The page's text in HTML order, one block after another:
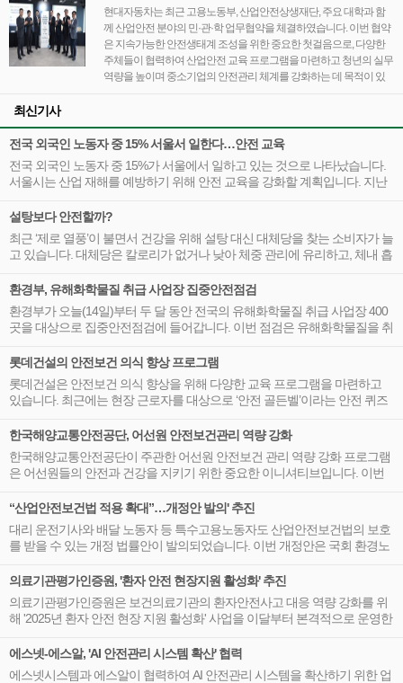
현대자동차는 최근 고용노동부, 산업안전상생재단, 주요 대학과 함
께 산업안전 분야의 민·관·학 업무협약을 체결하였습니다. 이번 협약
은 지속가능한 안전생태계 조성을 위한 중요한 첫걸음으로, 다양한
주체들이 협력하여 산업안전 교육 프로그램을 마련하고 청년의 실무
역량을 높이며 중소기업의 안전관리 체계를 강화하는 데 목적이 있
최신기사
전국 외국인 노동자 중 15% 서울서 일한다…안전 교육
전국 외국인 노동자 중 15%가 서울에서 일하고 있는 것으로 나타났습니다.
서울시는 산업 재해를 예방하기 위해 안전 교육을 강화할 계획입니다. 지난
울에서 근무하고 있습니다. 이러한 수치는 서울이 외국인 노동자에게 중요
한 일자리 제공 지역임을 보여줍니다.
설탕보다 안전할까?
최근 ‘제로 열풍’이 불면서 건강을 위해 설탕 대신 대체당을 찾는 소비자가 늘
고 있습니다. 대체당은 칼로리가 없거나 낮아 체중 관리에 유리하고, 체내 흡
환경부, 유해화학물질 취급 사업장 집중안전점검
환경부가 오늘(14일)부터 두 달 동안 전국의 유해화학물질 취급 사업장 400
곳을 대상으로 집중안전점검에 들어갑니다. 이번 점검은 유해화학물질을 취
성하기 위한 중요한 조치입니다.
롯데건설의 안전보건 의식 향상 프로그램
롯데건설은 안전보건 의식 향상을 위해 다양한 교육 프로그램을 마련하고
있습니다. 최근에는 현장 근로자를 대상으로 ‘안전 골든벨’이라는 안전 퀴즈
한국해양교통안전공단, 어선원 안전보건관리 역량 강화
한국해양교통안전공단이 주관한 어선원 안전보건 관리 역량 강화 프로그램
은 어선원들의 안전과 건강을 지키기 위한 중요한 이니셔티브입니다. 이번
를 예방하고 현장 대응력을 높이기 위한 다양한 교육이 포함되었습니다.
“산업안전보건법 적용 확대”…개정안 발의' 추진
대리 운전기사와 배달 노동자 등 특수고용노동자도 산업안전보건법의 보호
를 받을 수 있는 개정 법률안이 발의되었습니다. 이번 개정안은 국회 환경노
장소에서 일하는 특수고용노동자도 법적 보호를 받을 수 있도록 하는 내용
을 담고 있습니다.
의료기관평가인증원, '환자 안전 현장지원 활성화' 추진
의료기관평가인증원은 보건의료기관의 환자안전사고 대응 역량 강화를 위
해 '2025년 환자 안전 현장 지원 활성화' 사업을 이달부터 본격적으로 운영한
하는 보건의료 기관을 대상으로 하며, 신청 내용과 현장 지원 필요성 등을 종
합적으로 검토해 지원 대상을 선정할 계획입니다.
에스넷-에스알, 'AI 안전관리 시스템 확산' 협력
에스넷시스템과 에스알이 협력하여 AI 안전관리 시스템을 확산하기 위한 업